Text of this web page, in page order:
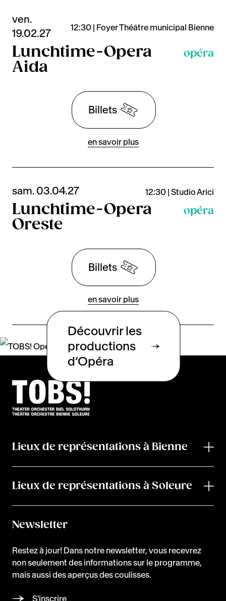
ven.
19.02.27
12:30 | Foyer Théâtre municipal Bienne
Lunchtime-Opera
Aida
opéra
Billets
en savoir plus
sam. 03.04.27 12:30 | Studio Arici
Lunchtime-Opera
Oreste
opéra
Billets
en savoir plus
Découvrir les
productions
d‘Opéra
Lieux de représentations à Bienne
Lieux de représentations à Soleure
Newsletter
Restez à jour! Dans notre newsletter, vous recevrez
non seulement des informations sur le programme,
mais aussi des aperçus des coulisses.
S'inscrire